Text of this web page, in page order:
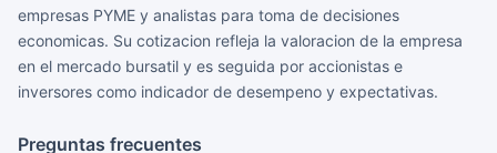
empresas PYME y analistas para toma de decisiones
economicas. Su cotizacion refleja la valoracion de la empresa
en el mercado bursatil y es seguida por accionistas e
inversores como indicador de desempeno y expectativas.
Preguntas frecuentes